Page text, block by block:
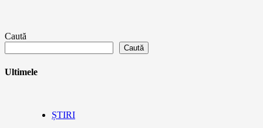
Caută
Caută
Ultimele
ȘTIRI